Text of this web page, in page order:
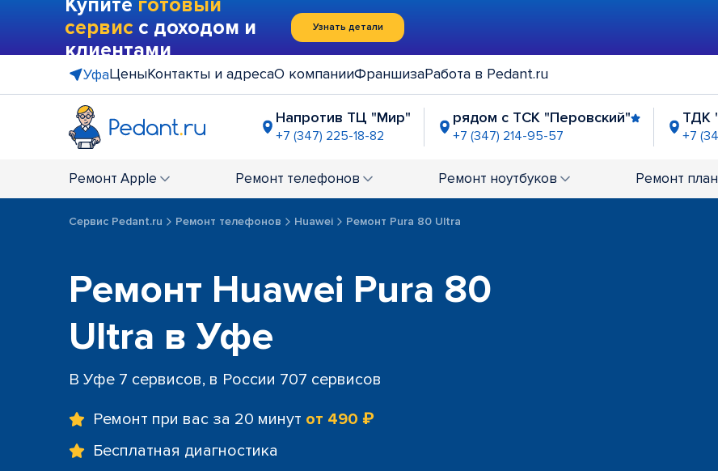
Купите готовый
сервис с доходом и
клиентами
Узнать детали
УфаЦеныКонтакты и адресаО компанииФраншизаРабота в Pedant.ru
Напротив ТЦ "Мир"
+7 (347) 225-18-82
рядом с ТСК "Перовский"
+7 (347) 214-95-57
ТДК
+7
+7 (347) 225-06-39 +7 (347) 211-95-32 +7 (347) 225-03-32
Ремонт Apple Ремонт телефонов Ремонт ноутбуков Ремонт
Сервис Pedant.ru Ремонт телефонов Huawei Ремонт Pura 80 Ultra
Ремонт Huawei Pura 80
Ultra в Уфе
В Уфе 7 сервисов, в России 707 сервисов
Ремонт при вас за 20 минут от 490 ₽
Бесплатная диагностика